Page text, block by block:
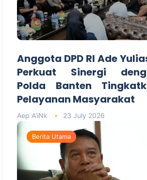
Anggota DPD RI Ade
Perkuat Sinergi
Polda Banten
Pelayanan Masyarakat
Aep A'iNk 23 July 2026
Berita Utama